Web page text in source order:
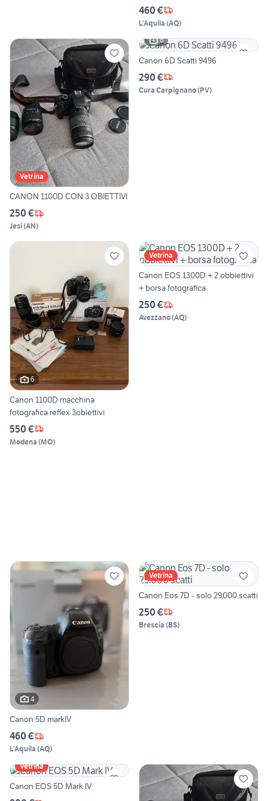
460 €
L'Aquila (AQ)
Vetrina
CANON 1100D CON 3 OBIETTIVI
250 €
Jesi(AN)
6
Canon 6D Scatti 9496
290 €
Cura Carpignano(PV)
6
Canon 1100D macchina
fotografica reflex 3obiettivi
550 €
Modena (MO)
Vetrina
Canon EOS 1300D + 2 obbiettivi
+ borsa fotografica
250 €
Avezzano(AQ)
4
Canon 5D markIV
460 €
L'Aquila (AQ)
Vetrina
Canon Eos 7D - solo 29.000 scatti
250 €
Brescia (BS)
Vetrina
Canon EOS 5D Mark IV